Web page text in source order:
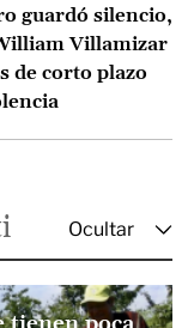
guardó silencio,
Villamizar
de corto plazo